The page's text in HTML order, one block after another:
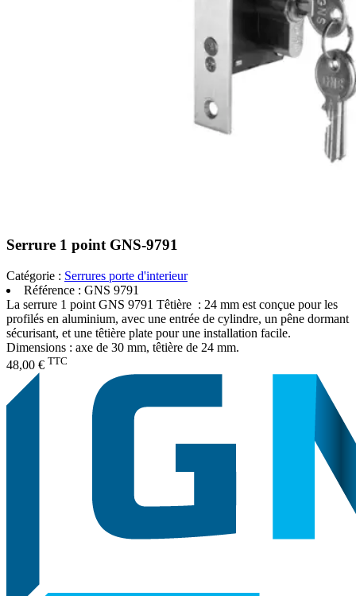
Serrure 1 point GNS-9791
Catégorie : Serrures porte d'interieur
Référence : GNS 9791
La serrure 1 point GNS 9791 Têtière : 24 mm est conçue pour les
profilés en aluminium, avec une entrée de cylindre, un pêne dormant
sécurisant, et une têtière plate pour une installation facile.
Dimensions : axe de 30 mm, têtière de 24 mm.
48,00 € TTC